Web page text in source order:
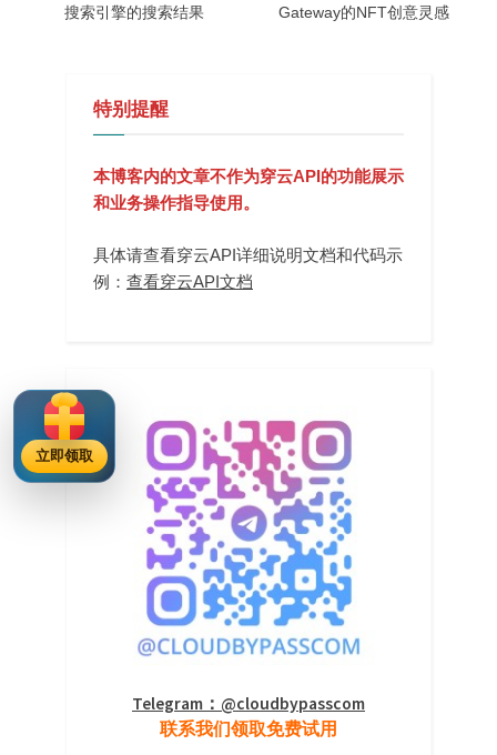
搜索引擎的搜索结果
Gateway的NFT创意灵感
特别提醒
本博客内的文章不作为穿云API的功能展示
和业务操作指导使用。
具体请查看穿云API详细说明文档和代码示
例： 查看穿云API文档
Telegram：@cloudbypasscom
联系我们领取免费试用
立即领取